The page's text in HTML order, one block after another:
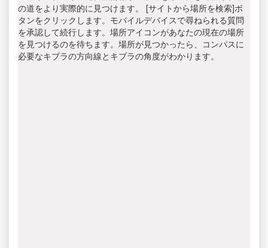
の道をより実際的に見つけます。 [サイトから場所を検索]ボ
タンをクリックします。モバイルデバイスで尋ねられる質問
を承認して続行します。場所アイコンがあなたの現在の場所
を見つけるのを待ちます。場所が見つかったら、コンパスに
必要なキブラの方向線とキブラの角度がわかります。